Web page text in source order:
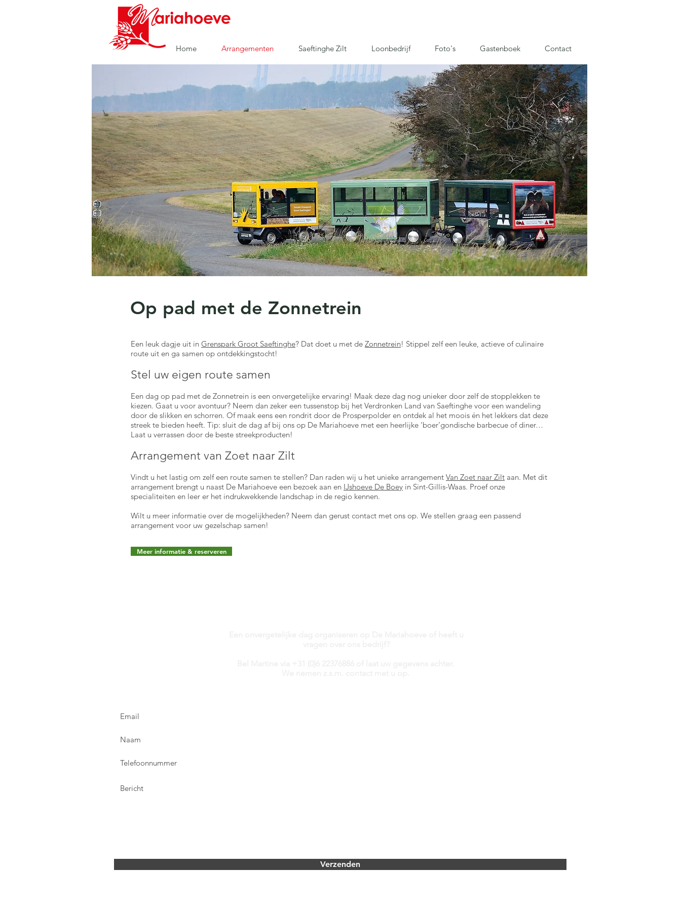
Home Arrangementen Saeftinghe Zilt Loonbedrijf Foto's Gastenboek Contact
Op pad met de Zonnetrein
Een leuk dagje uit in Grenspark Groot Saeftinghe? Dat doet u met de Zonnetrein! Stippel zelf een leuke, actieve of culinaire
route uit en ga samen op ontdekkingstocht!
Stel uw eigen route samen
Een dag op pad met de Zonnetrein is een onvergetelijke ervaring! Maak deze dag nog unieker door zelf de stopplekken te
kiezen. Gaat u voor avontuur? Neem dan zeker een tussenstop bij het Verdronken Land van Saeftinghe voor een wandeling
door de slikken en schorren. Of maak eens een rondrit door de Prosperpolder en ontdek al het moois én het lekkers dat deze
streek te bieden heeft. Tip: sluit de dag af bij ons op De Mariahoeve met een heerlijke ‘boer’gondische barbecue of diner…
Laat u verrassen door de beste streekproducten!
Arrangement van Zoet naar Zilt
Vindt u het lastig om zelf een route samen te stellen? Dan raden wij u het unieke arrangement Van Zoet naar Zilt aan. Met dit
arrangement brengt u naast De Mariahoeve een bezoek aan en IJshoeve De Boey in Sint-Gillis-Waas. Proef onze
specialiteiten en leer er het indrukwekkende landschap in de regio kennen.
Wilt u meer informatie over de mogelijkheden? Neem dan gerust contact met ons op. We stellen graag een passend
arrangement voor uw gezelschap samen!
Meer informatie & reserveren
Verzenden